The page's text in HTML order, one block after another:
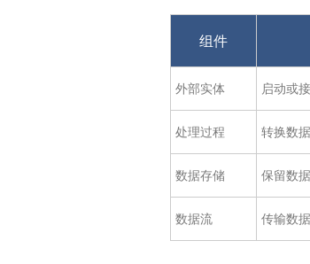
组件
外部实体 启动或
处理过程 转换数据
数据存储 保留数据
数据流 传输数据